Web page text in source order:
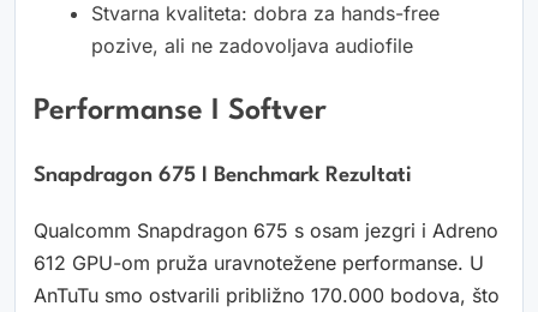
Stvarna kvaliteta: dobra za hands-free
pozive, ali ne zadovoljava audiofile
Performanse I Softver
Snapdragon 675 I Benchmark Rezultati
Qualcomm Snapdragon 675 s osam jezgri i Adreno
612 GPU-om pruža uravnotežene performanse. U
AnTuTu smo ostvarili približno 170.000 bodova, što